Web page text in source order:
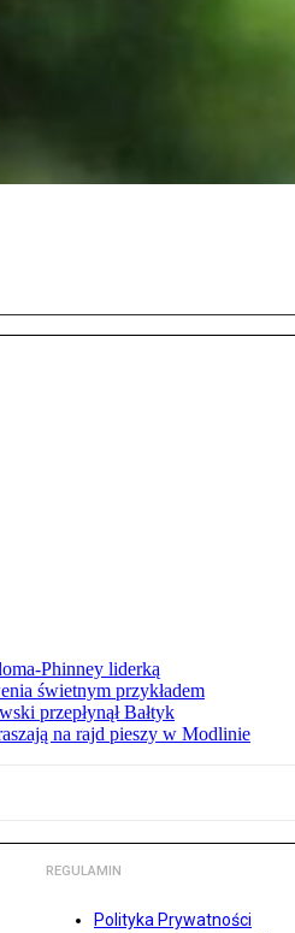
Phinney liderką
świetnym przykładem
przepłynął Bałtyk
na rajd pieszy w Modlinie
REGULAMIN
Polityka Prywatności